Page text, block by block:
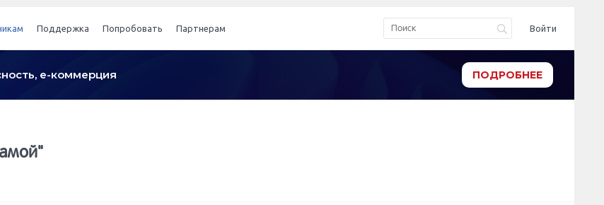
Поддержка Попробовать Партнерам Войти
е-коммерция ПОДРОБНЕЕ